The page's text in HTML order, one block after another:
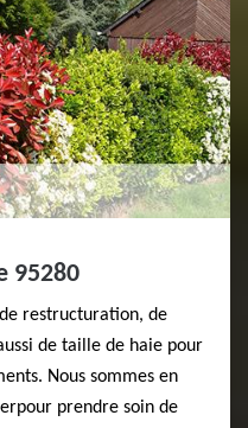
95280
restructuration, de
de taille de haie pour
Nous sommes en
prendre soin de